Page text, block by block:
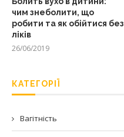
чим знеболити, що
робити та як обійтися без
ліків
26/06/2019
КАТЕГОРІЇ
Вагітність